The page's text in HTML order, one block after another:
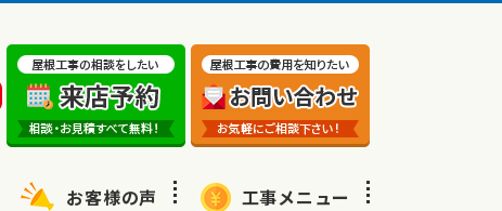
お客様の声 工事メニュー